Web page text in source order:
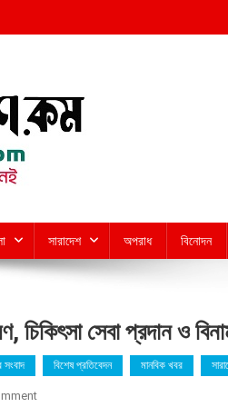
সারাদেশ অপরাধ বিনোদন
চিকিৎসা সেবা প্রদান ও
সংবাদ বিশেষ প্রতিবেদন মানবিক খবর
On